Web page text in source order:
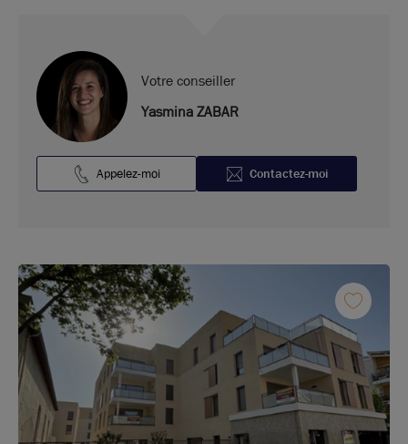
Votre conseiller
Yasmina ZABAR
Appelez-moi Contactez-moi